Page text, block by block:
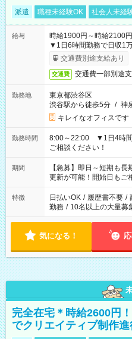
派遣 職種未経験OK 社会人未経
給与
時給1900円～時給
▼1日6時間勤務で日収1万
交通費別途支給あり
交通費 交通費一部別途
勤務地
東京都渋谷区
渋谷駅から徒歩5分 / 神
キレイなオフィスです
勤務時間
8:00～22:00 ▼1日4時間
ご相談ください！
期間
【急募】即日～短期も
更新が可能！開始日もご
特徴 日払いOK / 履歴書不要 /
勤務 / 10名以上の大量募
気になる！
完全在宅＊時給2600円
でクリエイティブ制作進